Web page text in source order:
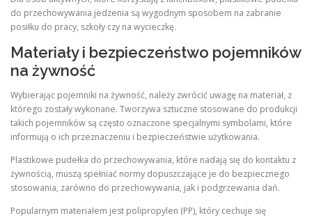
do przechowywania jedzenia są wygodnym sposobem na zabranie
posiłku do pracy, szkoły czy na wycieczkę.
Materiały i bezpieczeństwo pojemników
na żywność
Wybierając pojemniki na żywność, należy zwrócić uwagę na materiał, z
którego zostały wykonane. Tworzywa sztuczne stosowane do produkcji
takich pojemników są często oznaczone specjalnymi symbolami, które
informują o ich przeznaczeniu i bezpieczeństwie użytkowania.
Plastikowe pudełka do przechowywania, które nadają się do kontaktu z
żywnością, muszą spełniać normy dopuszczające je do bezpiecznego
stosowania, zarówno do przechowywania, jak i podgrzewania dań.
Popularnym materiałem jest polipropylen (PP), który cechuje się